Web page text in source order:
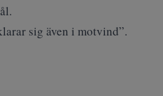
sig även i motvind”.